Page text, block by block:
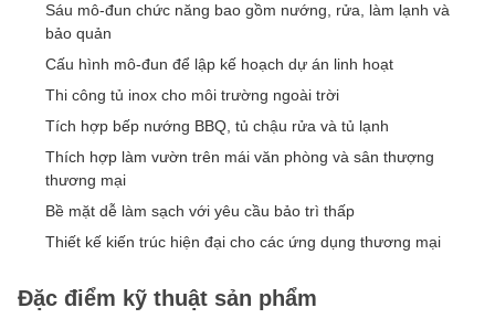
Sáu mô-đun chức năng bao gồm nướng, rửa, làm lạnh và
bảo quản
Cấu hình mô-đun để lập kế hoạch dự án linh hoạt
Thi công tủ inox cho môi trường ngoài trời
Tích hợp bếp nướng BBQ, tủ chậu rửa và tủ lạnh
Thích hợp làm vườn trên mái văn phòng và sân thượng
thương mại
Bề mặt dễ làm sạch với yêu cầu bảo trì thấp
Thiết kế kiến ​​trúc hiện đại cho các ứng dụng thương mại
Đặc điểm kỹ thuật sản phẩm